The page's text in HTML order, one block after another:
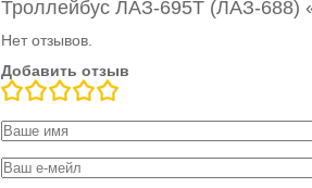
Троллейбус ЛАЗ-695Т (ЛАЗ-
Нет отзывов.
Добавить отзыв